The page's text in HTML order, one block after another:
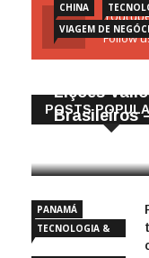
Follow
POSTS
CHINA
VIAGEM DE
Lições
Brasileiros
PANAMÁ
TECNOLOGIA &